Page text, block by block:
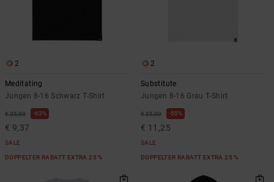
2
Meditating
Jungen 8-16 Schwarz T-Shirt
€ 25,00 63%
€ 9,37
SALE
DOPPELTER RABATT EXTRA 25 %
2
Substitute
Jungen 8-16 Grau T-Shirt
€ 25,00 55%
€ 11,25
SALE
DOPPELTER RABATT EXTRA 25 %